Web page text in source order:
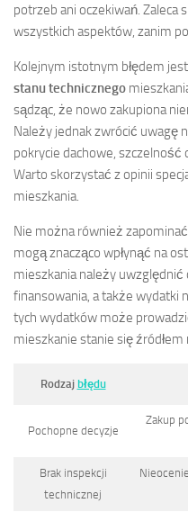
potrzeb ani oczekiwań. Zaleca
wszystkich aspektów, zanim
Kolejnym istotnym błędem jest
stanu technicznego
sądząc, że nowo zakupiona
Należy jednak zwrócić uwagę
pokrycie dachowe, szczelność
Warto skorzystać z opinii
mieszkania.
Nie można również
mogą znacząco wpłynąć na
mieszkania należy uwzględnić
finansowania, a także wydatki
tych wydatków może
mieszkanie stanie się
Rodzaj błędu
Pochopne decyzje
Zakup
Brak inspekcji
technicznej